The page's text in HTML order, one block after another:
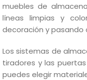
muebles de
líneas limpias y
decoración y pasando
Los sistemas de
tiradores y las
puedes elegir